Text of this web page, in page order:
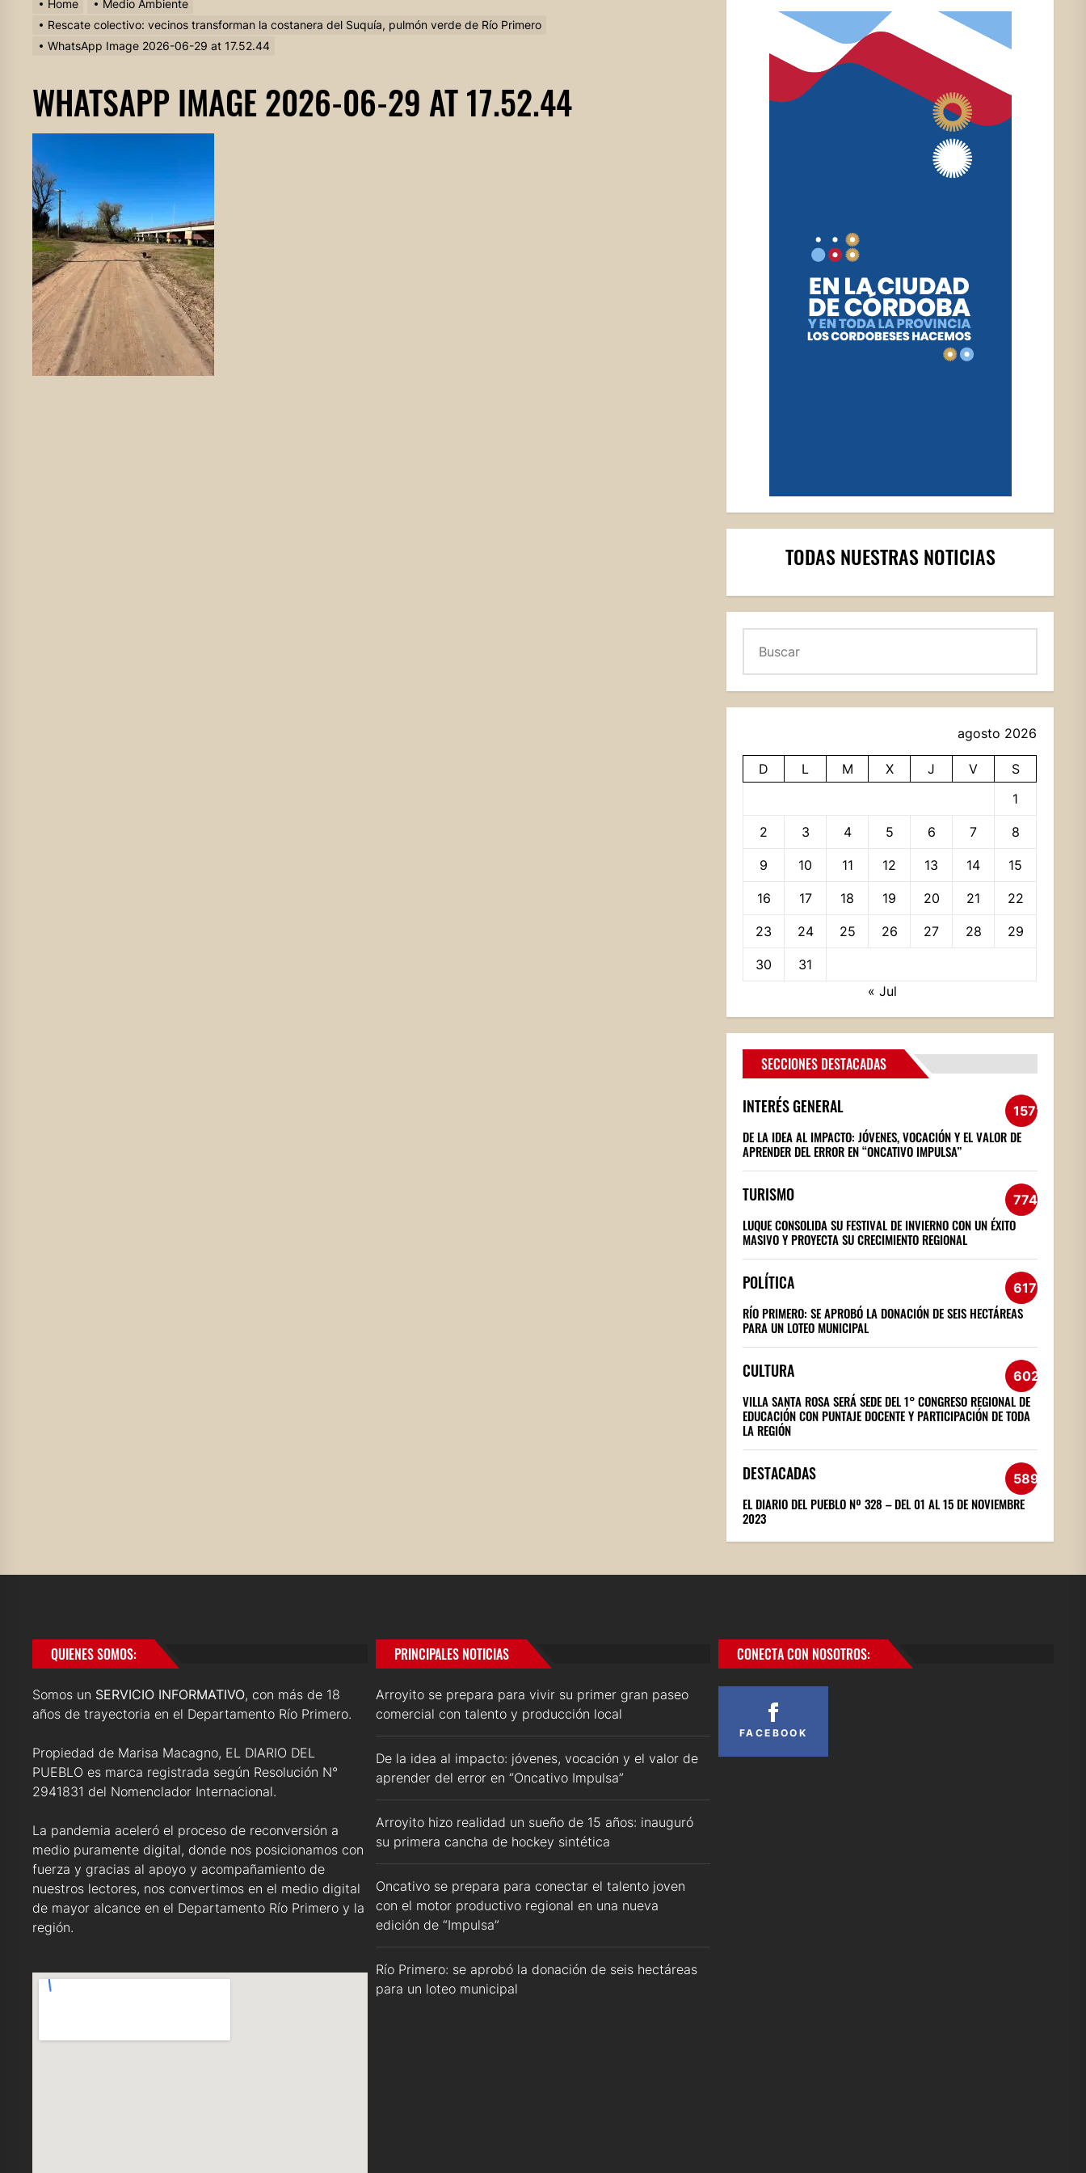
Home
Medio Ambiente
Rescate colectivo: vecinos transforman la costanera del Suquía, pulmón verde de Río Primero
WhatsApp Image 2026-06-29 at 17.52.44
WHATSAPP IMAGE 2026-06-29 AT 17.52.44
TODAS NUESTRAS NOTICIAS
agosto 2026
D L M X J V
S
1
2 3 4 5 6 7 8
9 10 11 12 13 14 15
16 17 18 19 20 21 22
23 24 25 26 27 28 29
30
31
« Jul
SECCIONES DESTACADAS
INTERÉS GENERAL 1572
DE LA IDEA AL IMPACTO: JÓVENES, VOCACIÓN Y EL VALOR DE
APRENDER DEL ERROR EN “ONCATIVO IMPULSA”
TURISMO 774
LUQUE CONSOLIDA SU FESTIVAL DE INVIERNO CON UN ÉXITO
MASIVO Y PROYECTA SU CRECIMIENTO REGIONAL
POLÍTICA 617
RÍO PRIMERO: SE APROBÓ LA DONACIÓN DE SEIS HECTÁREAS
PARA UN LOTEO MUNICIPAL
CULTURA 602
VILLA SANTA ROSA SERÁ SEDE DEL 1° CONGRESO REGIONAL DE
EDUCACIÓN CON PUNTAJE DOCENTE Y PARTICIPACIÓN DE TODA
LA REGIÓN
DESTACADAS 589
EL DIARIO DEL PUEBLO Nº 328 – DEL 01 AL 15 DE NOVIEMBRE
2023
QUIENES SOMOS:
Somos un SERVICIO INFORMATIVO, con más de 18
años de trayectoria en el Departamento Río Primero.
Propiedad de Marisa Macagno, EL DIARIO DEL
PUEBLO es marca registrada según Resolución N°
2941831 del Nomenclador Internacional.
La pandemia aceleró el proceso de reconversión a
medio puramente digital, donde nos posicionamos con
fuerza y gracias al apoyo y acompañamiento de
nuestros lectores, nos convertimos en el medio digital
de mayor alcance en el Departamento Río Primero y la
región.
PRINCIPALES NOTICIAS
Arroyito se prepara para vivir su primer gran paseo
comercial con talento y producción local
De la idea al impacto: jóvenes, vocación y el valor de
aprender del error en “Oncativo Impulsa”
Arroyito hizo realidad un sueño de 15 años: inauguró
su primera cancha de hockey sintética
Oncativo se prepara para conectar el talento joven
con el motor productivo regional en una nueva
edición de “Impulsa”
Río Primero: se aprobó la donación de seis hectáreas
para un loteo municipal
CONECTA CON NOSOTROS:
FACEBOOK